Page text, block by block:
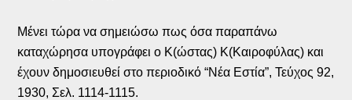
Μένει τώρα να σημειώσω πως όσα παραπάνω
καταχώρησα υπογράφει ο Κ(ώστας) Κ(Καιροφύλας) και
έχουν δημοσιευθεί στο περιοδικό “Νέα Εστία”, Τεύχος 92,
1930, Σελ. 1114-1115.